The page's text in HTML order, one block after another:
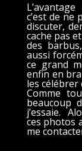
c’est de
discuter,
cache pas
des
aussi
ce grand
enfin en
les célébrer
Comme
beaucoup
j’essaie.
ces photos
me